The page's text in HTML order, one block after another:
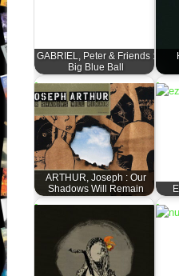
GABRIEL, Peter & Friends :
Big Blue Ball
ARTHUR, Joseph : Our
Shadows Will Remain